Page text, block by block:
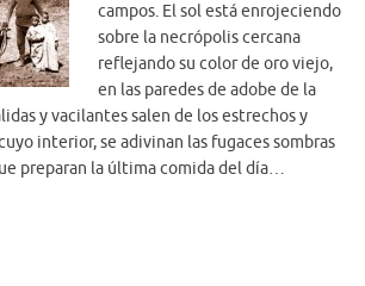
campos. El sol está enrojeciendo
sobre la necrópolis cercana
reflejando su color de oro viejo,
en las paredes de adobe de la
y vacilantes salen de los estrechos y
interior, se adivinan las fugaces sombras
preparan la última comida del día…